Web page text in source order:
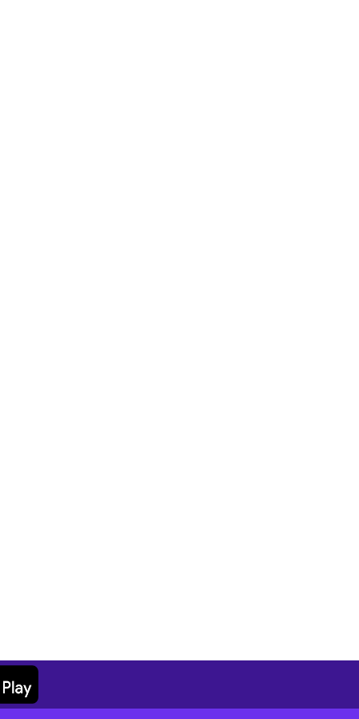
kasabada iki genç arasındaki
işletiliyor.
yüzleşirken, distopyanın
hayıflanarak seyredeceğiz.